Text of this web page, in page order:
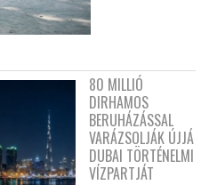
80 MILLIÓ
DIRHAMOS
BERUHÁZÁSSAL
VARÁZSOLJÁK ÚJJÁ
DUBAI TÖRTÉNELMI
VÍZPARTJÁT